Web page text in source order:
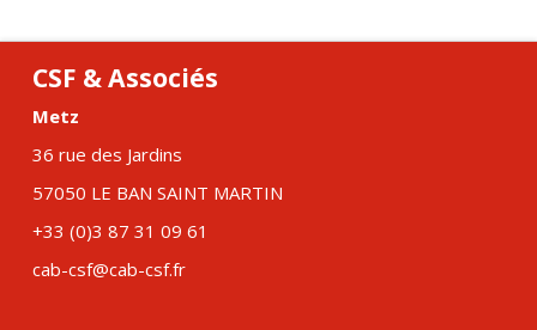
CSF & Associés
Metz
36 rue des Jardins
57050 LE BAN SAINT MARTIN
+33 (0)3 87 31 09 61
cab-csf@cab-csf.fr